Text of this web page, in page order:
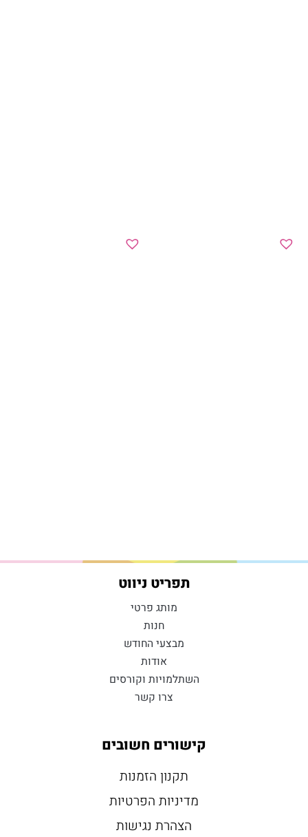
תפריט ניווט
מותג פרטי
חנות
מבצעי החודש
אודות
השתלמויות וקורסים
צרו קשר
קישורים חשובים
תקנון הזמנות
מדיניות הפרטיות
הצהרת נגישות